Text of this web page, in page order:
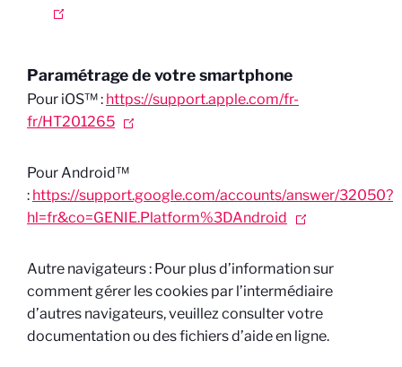
Paramétrage de votre smartphone
Pour iOS™ : https://support.apple.com/fr-
fr/HT201265
Pour Android™
: https://support.google.com/accounts/answer/32050?
hl=fr&co=GENIE.Platform%3DAndroid
Autre navigateurs : Pour plus d’information sur
comment gérer les cookies par l’intermédiaire
d’autres navigateurs, veuillez consulter votre
documentation ou des fichiers d’aide en ligne.